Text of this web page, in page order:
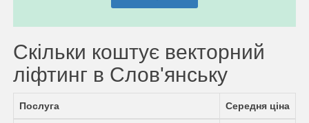
Скільки коштує векторний
ліфтинг в Слов'янську
Послуга Середня ціна